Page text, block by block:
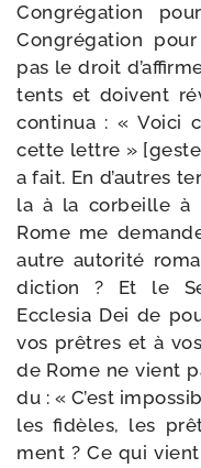
Congrégation
Congrégation
pas le droit
tents et doivent
conti­nua : « Voici
cette lettre »
a fait. En d’autres
la à la cor­beille à
Rome me
autre auto­ri­té
dic­tion ? Et le
Ecclesia Dei de
vos prêtres et à
de Rome ne vient
du : « C’est
les fidèles, les
ment ? Ce qui